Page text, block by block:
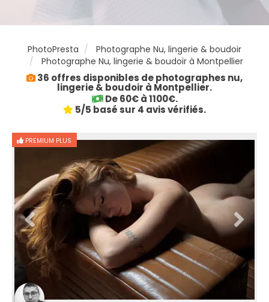
PhotoPresta
Photographe Nu, lingerie & boudoir
Photographe Nu, lingerie & boudoir à Montpellier
36 offres disponibles de photographes nu,
lingerie & boudoir à Montpellier.
De 60€ à 1100€.
5/5 basé sur 4 avis vérifiés.
PREMIUM PLUS